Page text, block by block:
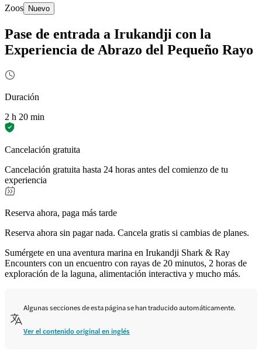
Zoos Nuevo
Pase de entrada a Irukandji con la
Experiencia de Abrazo del Pequeño Rayo
Duración
2 h 20 min
Cancelación gratuita
Cancelación gratuita hasta 24 horas antes del comienzo de tu
experiencia
Reserva ahora, paga más tarde
Reserva ahora sin pagar nada. Cancela gratis si cambias de planes.
Sumérgete en una aventura marina en Irukandji Shark & Ray
Encounters con un encuentro con rayas de 20 minutos, 2 horas de
exploración de la laguna, alimentación interactiva y mucho más.
Algunas secciones de esta página se han traducido automáticamente.
Ver el contenido original en inglés